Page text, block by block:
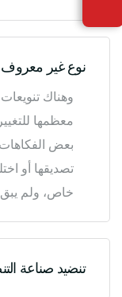
نوع غير
وهناك
معظمها
بعض الفكاهات
تصديقها أو
خاص، ولم
تنضيد صناعة